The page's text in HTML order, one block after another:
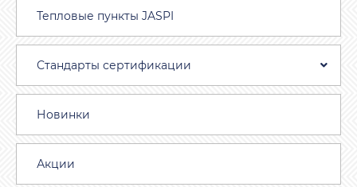
Тепловые пункты JASPI
Стандарты сертификации
Новинки
Акции